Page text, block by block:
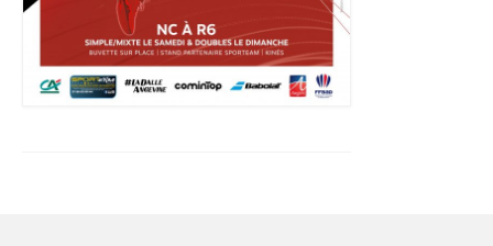
Inscriptions
Formations et bénévoles
Formations d’Officiel Technique